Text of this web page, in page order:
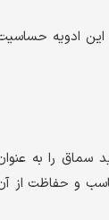
این ادویه
سماق را به
و حفاظت از